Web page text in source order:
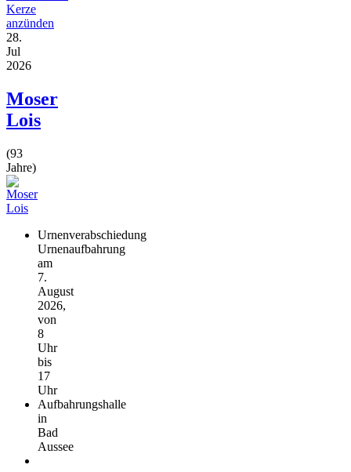
Kerze
anzünden
28.
Jul
2026
Moser
Lois
(93
Jahre)
Urnenverabschiedung
Urnenaufbahrung
am
7.
August
2026,
von
8
Uhr
bis
17
Uhr
Aufbahrungshalle
in
Bad
Aussee